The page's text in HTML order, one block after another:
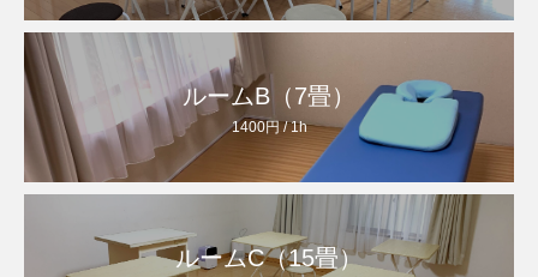
ルームB（7畳）
1400円 / 1h
ルームC（15畳）